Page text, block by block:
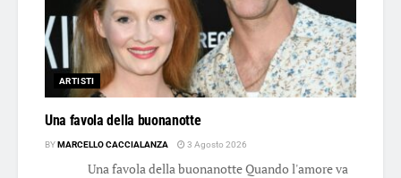
ARTISTI
Una favola della buonanotte
BYMARCELLO CACCIALANZA 3 Agosto 2026
Una favola della buonanotte Quando l'amore va